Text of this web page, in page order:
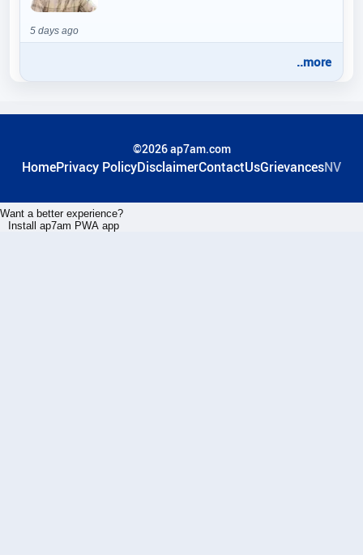
5 days ago
..more
©2026 ap7am.com
HomePrivacy PolicyDisclaimerContactUsGrievancesNV
Want a better experience?
Install ap7am PWA app